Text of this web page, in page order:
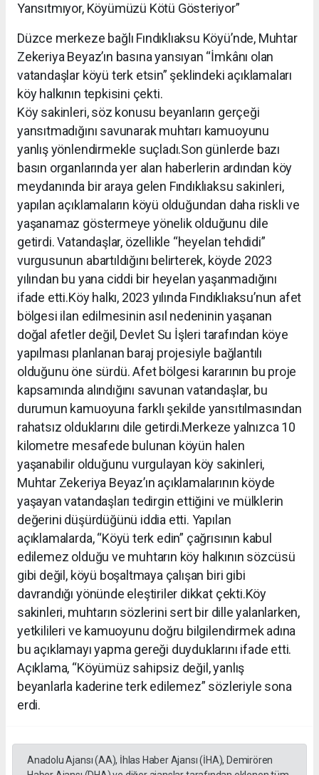
Yansıtmıyor, Köyümüzü Kötü Gösteriyor”
Düzce merkeze bağlı Fındıklıaksu Köyü’nde, Muhtar
Zekeriya Beyaz’ın basına yansıyan “İmkânı olan
vatandaşlar köyü terk etsin” şeklindeki açıklamaları
köy halkının tepkisini çekti.
Köy sakinleri, söz konusu beyanların gerçeği
yansıtmadığını savunarak muhtarı kamuoyunu
yanlış yönlendirmekle suçladı.Son günlerde bazı
basın organlarında yer alan haberlerin ardından köy
meydanında bir araya gelen Fındıklıaksu sakinleri,
yapılan açıklamaların köyü olduğundan daha riskli ve
yaşanamaz göstermeye yönelik olduğunu dile
getirdi. Vatandaşlar, özellikle “heyelan tehdidi”
vurgusunun abartıldığını belirterek, köyde 2023
yılından bu yana ciddi bir heyelan yaşanmadığını
ifade etti.Köy halkı, 2023 yılında Fındıklıaksu’nun afet
bölgesi ilan edilmesinin asıl nedeninin yaşanan
doğal afetler değil, Devlet Su İşleri tarafından köye
yapılması planlanan baraj projesiyle bağlantılı
olduğunu öne sürdü. Afet bölgesi kararının bu proje
kapsamında alındığını savunan vatandaşlar, bu
durumun kamuoyuna farklı şekilde yansıtılmasından
rahatsız olduklarını dile getirdi.Merkeze yalnızca 10
kilometre mesafede bulunan köyün halen
yaşanabilir olduğunu vurgulayan köy sakinleri,
Muhtar Zekeriya Beyaz’ın açıklamalarının köyde
yaşayan vatandaşları tedirgin ettiğini ve mülklerin
değerini düşürdüğünü iddia etti. Yapılan
açıklamalarda, “Köyü terk edin” çağrısının kabul
edilemez olduğu ve muhtarın köy halkının sözcüsü
gibi değil, köyü boşaltmaya çalışan biri gibi
davrandığı yönünde eleştiriler dikkat çekti.Köy
sakinleri, muhtarın sözlerini sert bir dille yalanlarken,
yetkilileri ve kamuoyunu doğru bilgilendirmek adına
bu açıklamayı yapma gereği duyduklarını ifade etti.
Açıklama, “Köyümüz sahipsiz değil, yanlış
beyanlarla kaderine terk edilemez” sözleriyle sona
erdi.
Anadolu Ajansı (AA), İhlas Haber Ajansı (İHA), Demirören